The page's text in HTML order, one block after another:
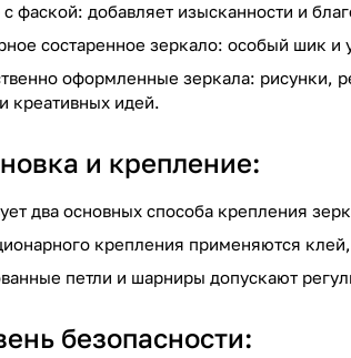
фаской: добавляет изысканности и
состаренное зеркало: особый шик и
оформленные зеркала: рисунки,
креативных идей.
и крепление:
два основных способа крепления
крепления применяются
петли и шарниры допускают
безопасности: